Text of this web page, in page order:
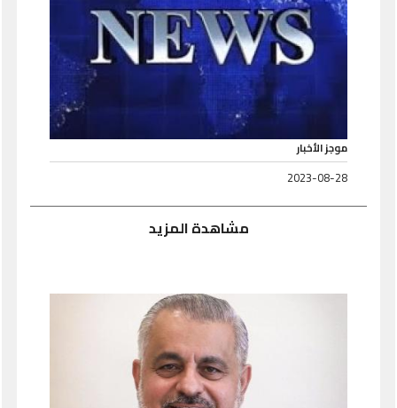
موجز الأخبار
2023-08-28
مشاهدة المزيد